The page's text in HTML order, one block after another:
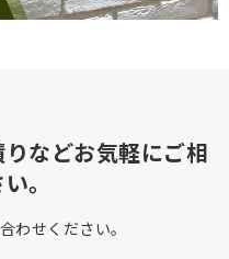
などお気軽にご相
。
わせください。